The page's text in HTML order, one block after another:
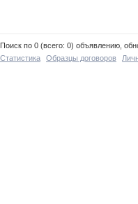
Поиск по 0 (всего: 0) объявлению,
Статистика
Образцы договоров